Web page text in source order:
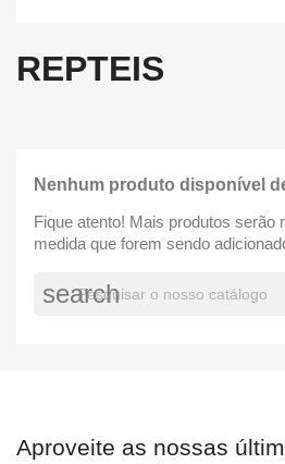
REPTEIS
Nenhum produto disponível
Fique atento! Mais produtos serão
medida que forem sendo
search
Aproveite as nossas